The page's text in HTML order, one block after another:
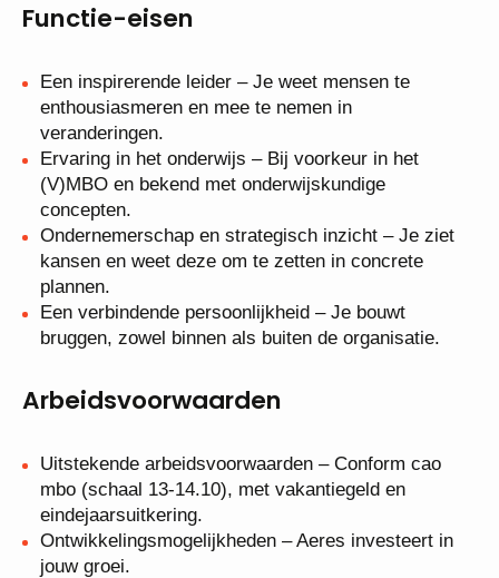
Functie-eisen
Een inspirerende leider – Je weet mensen te
enthousiasmeren en mee te nemen in
veranderingen.
Ervaring in het onderwijs – Bij voorkeur in het
(V)MBO en bekend met onderwijskundige
concepten.
Ondernemerschap en strategisch inzicht – Je ziet
kansen en weet deze om te zetten in concrete
plannen.
Een verbindende persoonlijkheid – Je bouwt
bruggen, zowel binnen als buiten de organisatie.
Arbeidsvoorwaarden
Uitstekende arbeidsvoorwaarden – Conform cao
mbo (schaal 13-14.10), met vakantiegeld en
eindejaarsuitkering.
Ontwikkelingsmogelijkheden – Aeres investeert in
jouw groei.